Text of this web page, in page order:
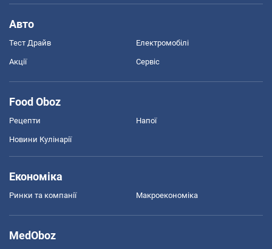
Авто
Тест Драйв Електромобілі
Акції Сервіс
Food Oboz
Рецепти Напої
Новини Кулінарії
Економіка
Ринки та компанії Макроекономіка
MedOboz